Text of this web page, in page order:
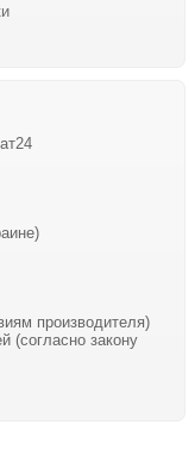
производителя)
(согласно закону